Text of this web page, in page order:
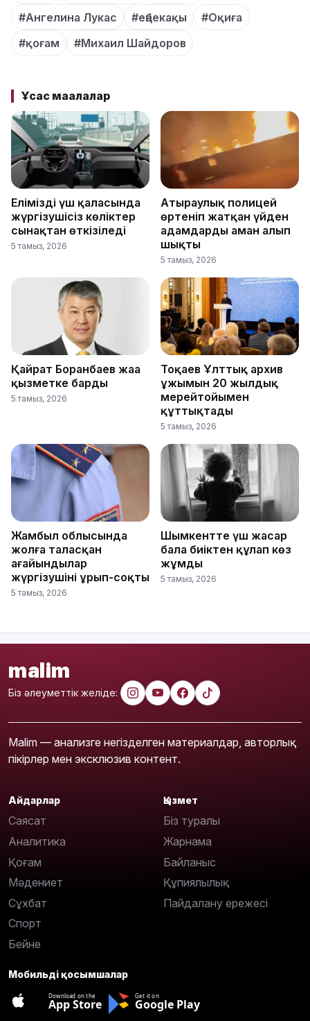
#Ангелина Лукас
#еңбекақы
#Оқиға
#қоғам
#Михаил Шайдоров
Ұқсас мақалалар
Еліміздің үш қаласында
жүргізушісіз көліктер
сынақтан өткізіледі
5 тамыз, 2026
Атыраулық полицей
өртеніп жатқан үйден
адамдарды аман алып
шықты
5 тамыз, 2026
Қайрат Боранбаев жаңа
қызметке барды
5 тамыз, 2026
Тоқаев Ұлттық архив
ұжымын 20 жылдық
мерейтойымен
құттықтады
5 тамыз, 2026
Жамбыл облысында
жолға таласқан
ағайындылар
жүргізушіні ұрып-соқты
5 тамыз, 2026
Шымкентте үш жасар
бала биіктен құлап көз
жұмды
5 тамыз, 2026
malim
Біз әлеуметтік желіде:
Malim — анализге негізделген материалдар, авторлық
пікірлер мен эксклюзив контент.
Айдарлар
Саясат
Аналитика
Қоғам
Мәдениет
Сұхбат
Спорт
Бейне
Қызмет
Біз туралы
Жарнама
Байланыс
Құпиялылық
Пайдалану ережесі
Мобильді қосымшалар
Download on the
App Store
Get it on
Google Play